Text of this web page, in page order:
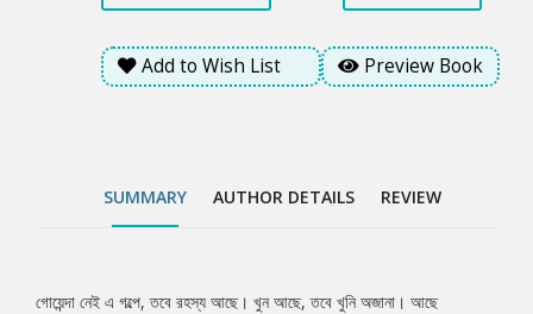
বিপজ্জনক সব নতুন অনুসন্ধানে। ধীরে ধীরে তার সামনে স্পষ্ট হয় নিষ্ঠুরতার
অবয়ব। তানজীম রহমানের চতুর্থ উপন্যাস ‘অবয়ব’ আপনাকে নিয়ে যাবে আধুনিক
থ্রিলার সাহিত্যের অদেখা পৃথিবীতে।
Add to Wish List Preview Book
SUMMARY AUTHOR DETAILS REVIEW
গোয়েন্দা নেই এ গল্পে, তবে রহস্য আছে। খুন আছে, তবে খুনি অজানা। আছে